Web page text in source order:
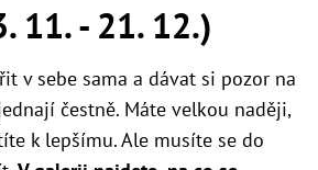
11. - 21. 12.)
v sebe sama a dávat si pozor na
čestně. Máte velkou naději,
k lepšímu. Ale musíte se do